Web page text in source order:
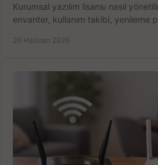
Kurumsal yazılım lisansı nasıl
envanter, kullanım takibi, yenileme
26 Haziran 2026